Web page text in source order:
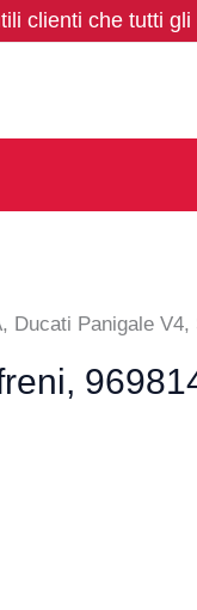
clienti che tutti
Ducati Panigale